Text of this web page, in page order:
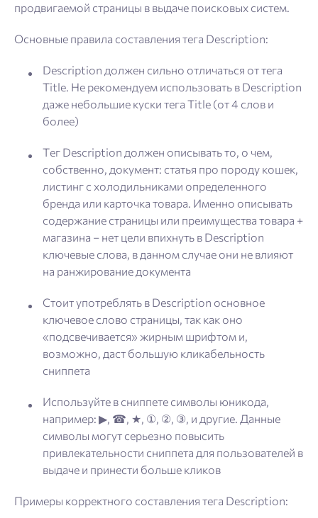
продвигаемой страницы в выдаче поисковых систем.
Основные правила составления тега Description:
Description должен сильно отличаться от тега
Title. Не рекомендуем использовать в Description
даже небольшие куски тега Title (от 4 слов и
более)
Тег Description должен описывать то, о чем,
собственно, документ: статья про породу кошек,
листинг с холодильниками определенного
бренда или карточка товара. Именно описывать
содержание страницы или преимущества товара +
магазина – нет цели впихнуть в Description
ключевые слова, в данном случае они не влияют
на ранжирование документа
Стоит употреблять в Description основное
ключевое слово страницы, так как оно
«подсвечивается» жирным шрифтом и,
возможно, даст большую кликабельность
сниппета
Используйте в сниппете символы юникода,
например: ▶, ☎, ★, ①, ②, ③, и другие. Данные
символы могут серьезно повысить
привлекательности сниппета для пользователей в
выдаче и принести больше кликов
Примеры корректного составления тега Description: